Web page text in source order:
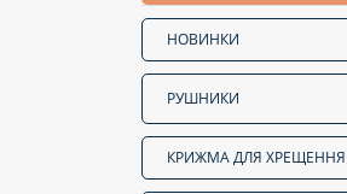
НОВИНКИ
РУШНИКИ
КРИЖМА ДЛЯ ХРЕЩЕННЯ